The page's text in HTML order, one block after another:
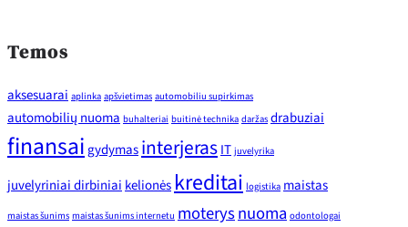
Temos
aksesuarai aplinka apšvietimas automobiliu supirkimas
automobilių nuoma buhalteriai buitinė technika daržas drabuziai
finansai gydymasinterjerasIT juvelyrika
juvelyriniai dirbiniai kelionės kreditai logistika maistas
maistas šunims maistas šunims internetu moterysnuoma odontologai